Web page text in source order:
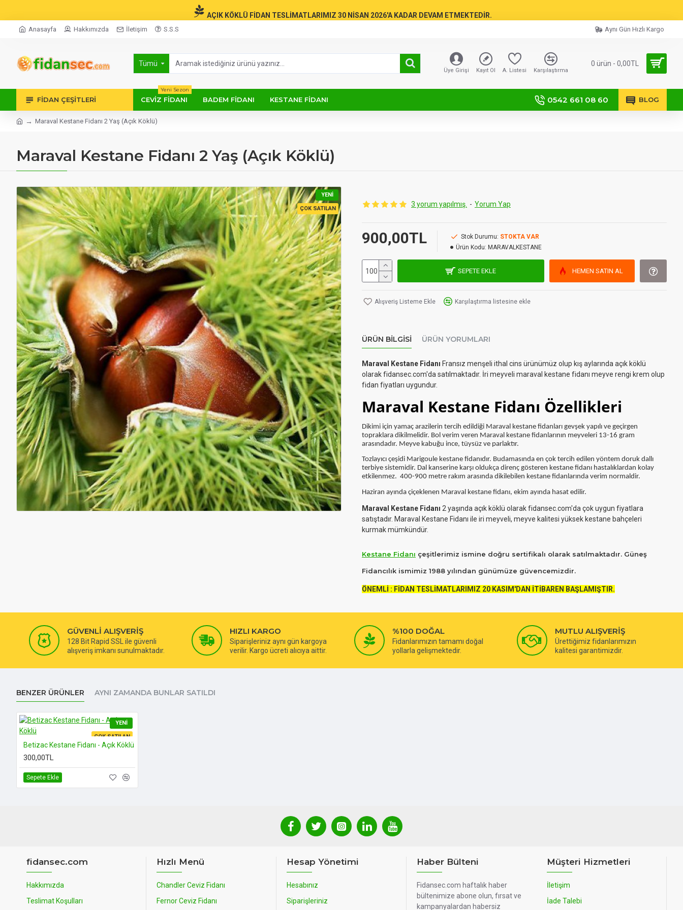
AÇIK KÖKLÜ FİDAN TESLİMATLARIMIZ 30 NİSAN 2026'A KADAR DEVAM ETMEKTEDİR.
Anasayfa Hakkımızda İletişim S.S.S Aynı Gün Hızlı Kargo
Tümü
Üye Girişi Kayıt Ol A. Listesi Karşılaştırma
0 ürün - 0,00TL
FIDAN ÇEŞITLERI CEVIZ FIDANI
Yeni Sezon
BADEM FIDANI KESTANE FIDANI 0542 661 08 60 BLOG
Maraval Kestane Fidanı 2 Yaş (Açık Köklü)
Maraval Kestane Fidanı 2 Yaş (Açık Köklü)
YENI
ÇOK SATILAN
3 yorum yapılmış. - Yorum Yap
900,00TL Stok Durumu: STOKTA VAR
Ürün Kodu: MARAVALKESTANE
SEPETE EKLE HEMEN SATIN AL
Alışveriş Listeme Ekle Karşılaştırma listesine ekle
ÜRÜN BILGISI ÜRÜN YORUMLARI
Maraval Kestane Fidanı Fransız menşeli ithal cins ürünümüz olup kış aylarında açık köklü
olarak fidansec.com'da satılmaktadır. İri meyveli maraval kestane fidanı meyve rengi krem olup
fidan fiyatları uygundur.
Maraval Kestane Fidanı Özellikleri
Dikimi için yamaç arazilerin tercih edildiği Maraval kestane fidanları gevşek yapılı ve geçirgen
topraklara dikilmelidir. Bol verim veren Maraval kestane fidanlarının meyveleri 13-16 gram
arasındadır. Meyve kabuğu ince, tüysüz ve parlaktır.
Tozlayıcı çeşidi Marigoule kestane fidanıdır. Budamasında en çok tercih edilen yöntem doruk dallı
terbiye sistemidir. Dal kanserine karşı oldukça direnç gösteren kestane fidanı hastalıklardan kolay
etkilenmez. 400-900 metre rakım arasında dikilebilen kestane fidanlarında verim normaldir.
Haziran ayında çiçeklenen Maraval kestane fidanı, ekim ayında hasat edilir.
Maraval Kestane Fidanı 2 yaşında açık köklü olarak fidansec.com'da çok uygun fiyatlara
satıştadır. Maraval Kestane Fidanı ile iri meyveli, meyve kalitesi yüksek kestane bahçeleri
kurmak mümkündür.
Kestane Fidanı çeşitlerimiz ismine doğru sertifikalı olarak satılmaktadır. Güneş
Fidancılık ismimiz 1988 yılından günümüze güvencemizdir.
ÖNEMLİ : FİDAN TESLİMATLARIMIZ 20 KASIM'DAN İTİBAREN BAŞLAMIŞTIR.
GÜVENLİ ALIŞVERİŞ
128 Bit Rapid SSL ile güvenli
alışveriş imkanı sunulmaktadır.
HIZLI KARGO
Siparişleriniz aynı gün kargoya
verilir. Kargo ücreti alıcıya aittir.
%100 DOĞAL
Fidanlarımızın tamamı doğal
yollarla gelişmektedir.
MUTLU ALIŞVERİŞ
Ürettiğimiz fidanlarımızın
kalitesi garantimizdir.
BENZER ÜRÜNLER AYNI ZAMANDA BUNLAR SATILDI
YENI
ÇOK SATILAN
Betizac Kestane Fidanı - Açık Köklü
300,00TL
Sepete Ekle
fidansec.com
Hakkımızda
Teslimat Koşulları
Hızlı Menü
Chandler Ceviz Fidanı
Fernor Ceviz Fidanı
Hesap Yönetimi
Hesabınız
Siparişleriniz
Haber Bülteni
Fidansec.com haftalık haber
bültenimize abone olun, fırsat ve
kampanyalardan habersiz
Müşteri Hizmetleri
İletişim
İade Talebi